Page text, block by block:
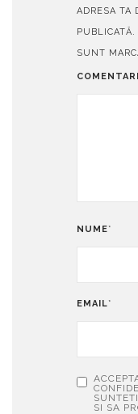
ADRESA TA
PUBLICATĂ.
SUNT
NUME*
EMAIL*
SI SA